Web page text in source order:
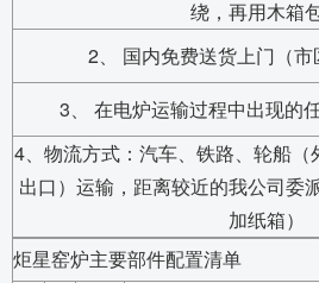
绕，再用木箱
2、 国内免费送货上门（市
3、 在电炉运输过程中出现的
4、物流方式：汽车、铁路、轮船
出口）运输，距离较近的我公司委
加纸箱）
炬星窑炉主要部件配置清单